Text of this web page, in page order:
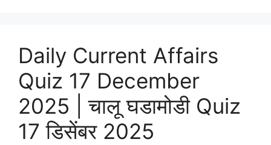
Daily Current Affairs
Quiz 17 December
2025 | चालू घडामोडी Quiz
17 डिसेंबर 2025